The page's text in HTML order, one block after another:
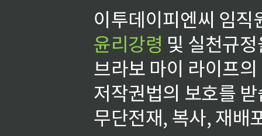
이투데이피엔씨 임
윤리강령 및 실천규
브라보 마이 라이프
저작권법의 보호를
무단전재, 복사, 재배